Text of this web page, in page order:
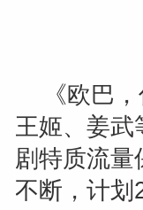
《欧巴
王姬、姜武
剧特质流
不断，计划